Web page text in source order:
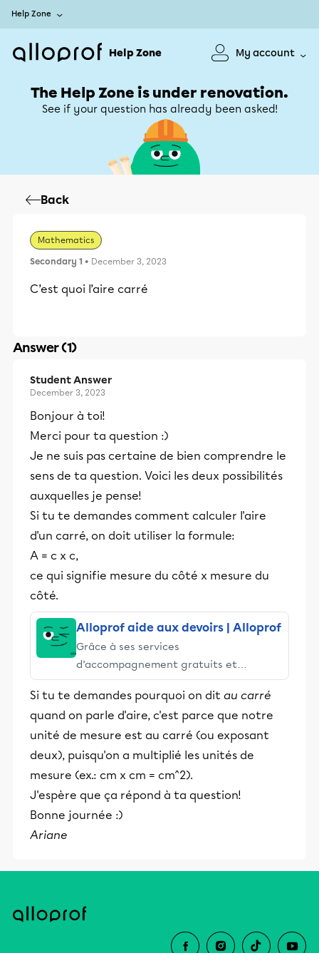
Help Zone
Help Zone My account
The Help Zone is under renovation.
See if your question has already been asked!
Back
Mathematics
Secondary 1 • December 3, 2023
C’est quoi l’aire carré
Answer (1)
Student Answer
December 3, 2023
Bonjour à toi!
Merci pour ta question :)
Je ne suis pas certaine de bien comprendre le
sens de ta question. Voici les deux possibilités
auxquelles je pense!
Si tu te demandes comment calculer l'aire
d'un carré, on doit utiliser la formule:
A = c x c,
ce qui signifie mesure du côté x mesure du
côté.
Alloprof aide aux devoirs | Alloprof
Grâce à ses services
d’accompagnement gratuits et
stimulants, Alloprof engage les élèves
et leurs parents dans la réussite
éducative.
Si tu te demandes pourquoi on dit au carré
quand on parle d'aire, c'est parce que notre
unité de mesure est au carré (ou exposant
deux), puisqu'on a multiplié les unités de
mesure (ex.: cm x cm = cm^2).
J'espère que ça répond à ta question!
Bonne journée :)
Ariane